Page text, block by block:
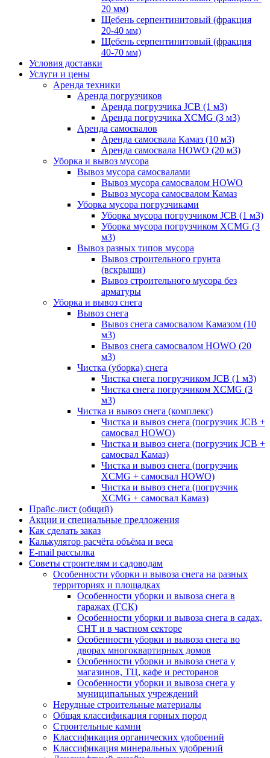
20 мм)
Щебень серпентинитовый (фракция
20-40 мм)
Щебень серпентинитовый (фракция
40-70 мм)
Условия доставки
Услуги и цены
Аренда техники
Аренда погрузчиков
Аренда погрузчика JCB (1 м3)
Аренда погрузчика XCMG (3 м3)
Аренда самосвалов
Аренда самосвала Камаз (10 м3)
Аренда самосвала HOWO (20 м3)
Уборка и вывоз мусора
Вывоз мусора самосвалами
Вывоз мусора самосвалом HOWO
Вывоз мусора самосвалом Камаз
Уборка мусора погрузчиками
Уборка мусора погрузчиком JCB (1 м3)
Уборка мусора погрузчиком XCMG (3
м3)
Вывоз разных типов мусора
Вывоз строительного грунта
(вскрыши)
Вывоз строительного мусора без
арматуры
Уборка и вывоз снега
Вывоз снега
Вывоз снега самосвалом Камазом (10
м3)
Вывоз снега самосвалом HOWO (20
м3)
Чистка (уборка) снега
Чистка снега погрузчиком JCB (1 м3)
Чистка снега погрузчиком XCMG (3
м3)
Чистка и вывоз снега (комплекс)
Чистка и вывоз снега (погрузчик JCB +
самосвал HOWO)
Чистка и вывоз снега (погрузчик JCB +
самосвал Камаз)
Чистка и вывоз снега (погрузчик
XCMG + самосвал HOWO)
Чистка и вывоз снега (погрузчик
XCMG + самосвал Камаз)
Прайс-лист (общий)
Акции и специальные предложения
Как сделать заказ
Калькулятор расчёта объёма и веса
E-mail рассылка
Советы строителям и садоводам
Особенности уборки и вывоза снега на разных
территориях и площадках
Особенности уборки и вывоза снега в
гаражах (ГСК)
Особенности уборки и вывоза снега в садах,
СНТ и в частном секторе
Особенности уборки и вывоза снега во
дворах многоквартирных домов
Особенности уборки и вывоза снега у
магазинов, ТЦ, кафе и ресторанов
Особенности уборки и вывоза снега у
муниципальных учреждений
Нерудные строительные материалы
Общая классификация горных пород
Строительные камни
Классификация органических удобрений
Классификация минеральных удобрений